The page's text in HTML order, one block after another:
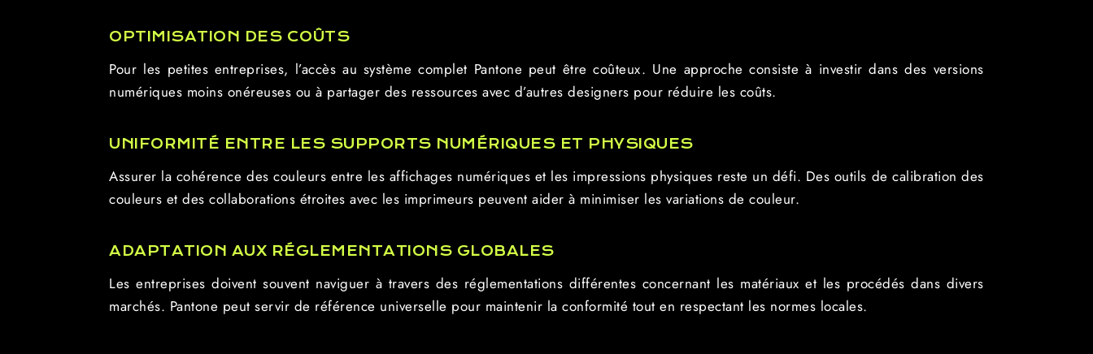
OPTIMISATION DES COÛTS
Pour les petites entreprises, l’accès au système complet Pantone peut être coûteux. Une approche consiste à investir dans des versions
numériques moins onéreuses ou à partager des ressources avec d’autres designers pour réduire les coûts.
UNIFORMITÉ ENTRE LES SUPPORTS NUMÉRIQUES ET PHYSIQUES
Assurer la cohérence des couleurs entre les affichages numériques et les impressions physiques reste un défi. Des outils de calibration des
couleurs et des collaborations étroites avec les imprimeurs peuvent aider à minimiser les variations de couleur.
ADAPTATION AUX RÉGLEMENTATIONS GLOBALES
Les entreprises doivent souvent naviguer à travers des réglementations différentes concernant les matériaux et les procédés dans divers
marchés. Pantone peut servir de référence universelle pour maintenir la conformité tout en respectant les normes locales.